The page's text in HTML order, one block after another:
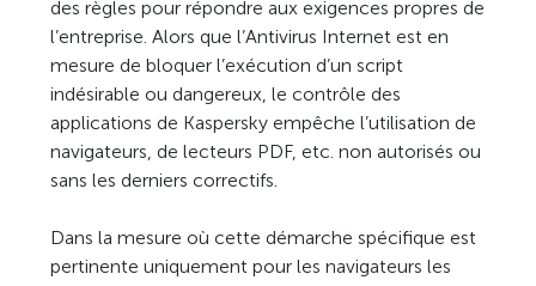
des règles pour répondre aux exigences propres de
l’entreprise. Alors que l’Antivirus Internet est en
mesure de bloquer l’exécution d’un script
indésirable ou dangereux, le contrôle des
applications de Kaspersky empêche l’utilisation de
navigateurs, de lecteurs PDF, etc. non autorisés ou
sans les derniers correctifs.
Dans la mesure où cette démarche spécifique est
pertinente uniquement pour les navigateurs les